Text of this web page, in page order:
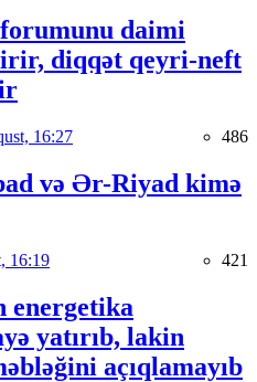
daimi
diqqət qeyri-neft
16:27 486
və Ər-Riyad kimə
16:19 421
energetika
yatırıb, lakin
açıqlamayıb